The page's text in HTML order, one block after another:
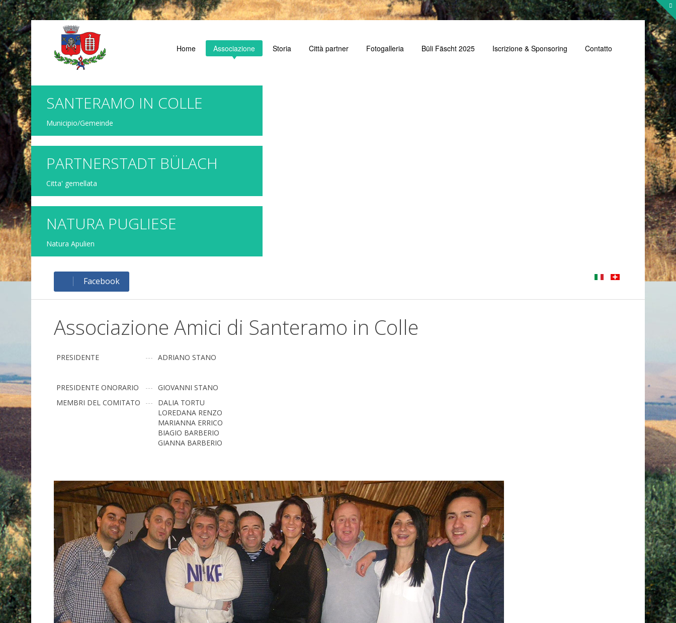
Home Associazione Storia Città partner Fotogalleria Büli Fäscht 2025 Iscrizione & Sponsoring Contatto
SANTERAMO IN COLLE
Municipio/Gemeinde
PARTNERSTADT BÜLACH
Citta' gemellata
NATURA PUGLIESE
Natura Apulien
Facebook
Associazione Amici di Santeramo in Colle
PRESIDENTE --- ADRIANO STANO
PRESIDENTE ONORARIO --- GIOVANNI STANO
MEMBRI DEL COMITATO
---
DALIA TORTU
LOREDANA RENZO
MARIANNA ERRICO
BIAGIO BARBERIO
GIANNA BARBERIO